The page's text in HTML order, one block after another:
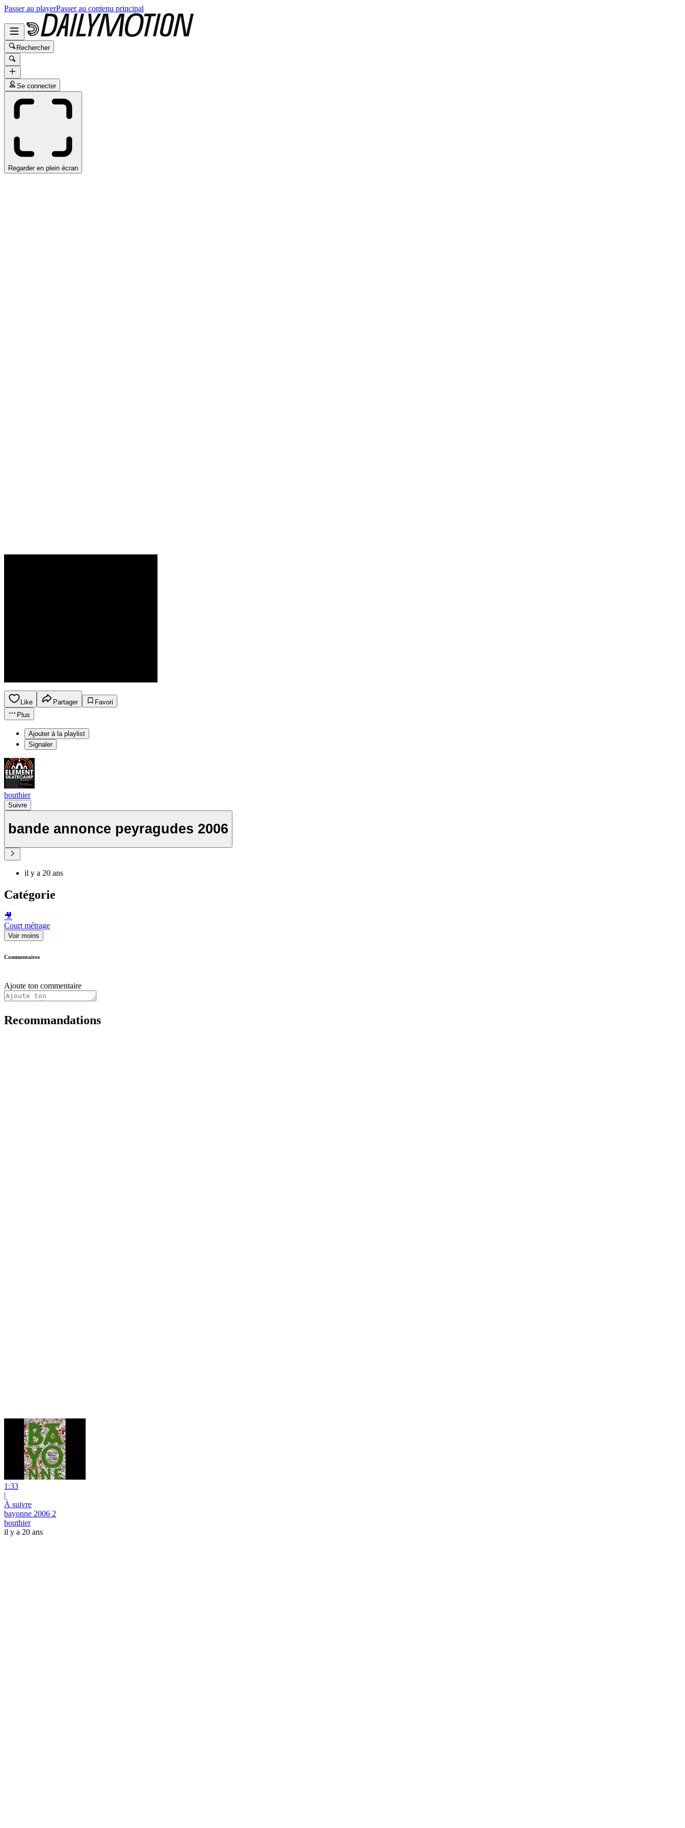
Passer au playerPasser au contenu principal
Rechercher
Se connecter
Regarder en plein écran
Like Partager
Favori
Plus
Ajouter à la playlist
Signaler
bouthier
Suivre
bande annonce peyragudes 2006
il y a 20 ans
Catégorie
🎥
Court métrage
Voir moins
Commentaires
Ajoute ton commentaire
Recommandations
1:33
|
À suivre
bayonne 2006 2
bouthier
il y a 20 ans